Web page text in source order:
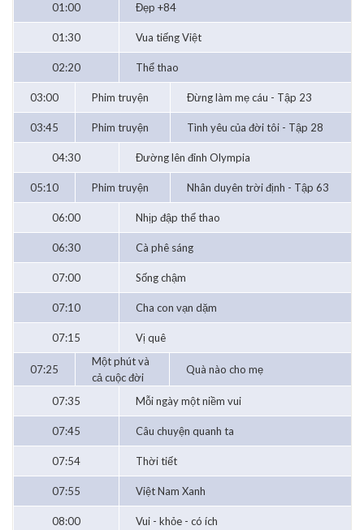
01:00 Đẹp +84
01:30 Vua tiếng Việt
02:20 Thể thao
03:00 Phim truyện Đừng làm mẹ cáu - Tập 23
03:45 Phim truyện Tình yêu của đời tôi - Tập 28
04:30 Đường lên đỉnh Olympia
05:10 Phim truyện Nhân duyên trời định - Tập 63
06:00 Nhịp đập thể thao
06:30 Cà phê sáng
07:00 Sống chậm
07:10 Cha con vạn dặm
07:15 Vị quê
07:25
Một phút và
cả cuộc đời
Quà nào cho mẹ
07:35 Mỗi ngày một niềm vui
07:45 Câu chuyện quanh ta
07:54 Thời tiết
07:55 Việt Nam Xanh
08:00 Vui - khỏe - có ích